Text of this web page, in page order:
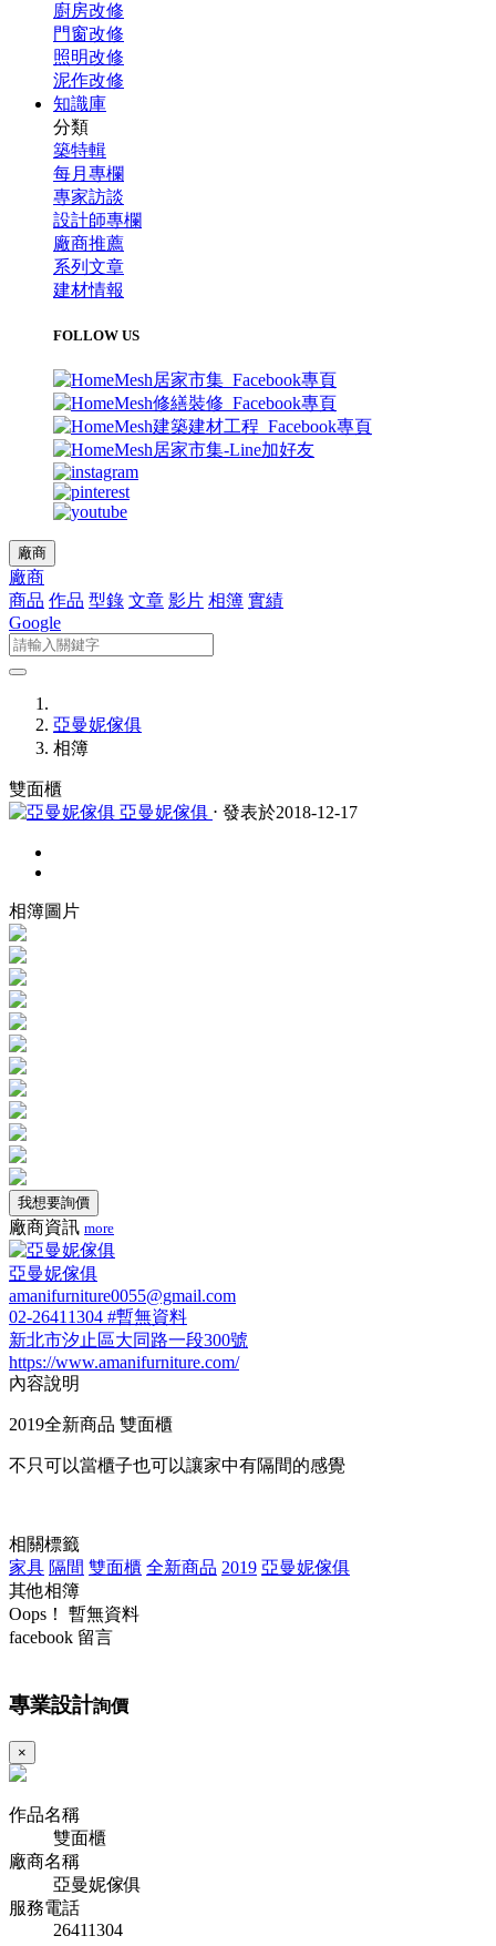
廚房改修
門窗改修
照明改修
泥作改修
知識庫
分類
築特輯
每月專欄
專家訪談
設計師專欄
廠商推薦
系列文章
建材情報
FOLLOW US
廠商
廠商
商品 作品 型錄 文章 影片 相簿 實績
Google
亞曼妮傢俱
相簿
雙面櫃
亞曼妮傢俱 ⋅ 發表於2018-12-17
相簿圖片
我想要詢價
廠商資訊 more
亞曼妮傢俱
amanifurniture0055@gmail.com
02-26411304 #暫無資料
新北市汐止區大同路一段300號
https://www.amanifurniture.com/
內容說明
2019全新商品 雙面櫃
不只可以當櫃子也可以讓家中有隔間的感覺
相關標籤
家具 隔間 雙面櫃 全新商品 2019 亞曼妮傢俱
其他相簿
Oops！ 暫無資料
facebook 留言
專業設計詢價
×
作品名稱
雙面櫃
廠商名稱
亞曼妮傢俱
服務電話
26411304